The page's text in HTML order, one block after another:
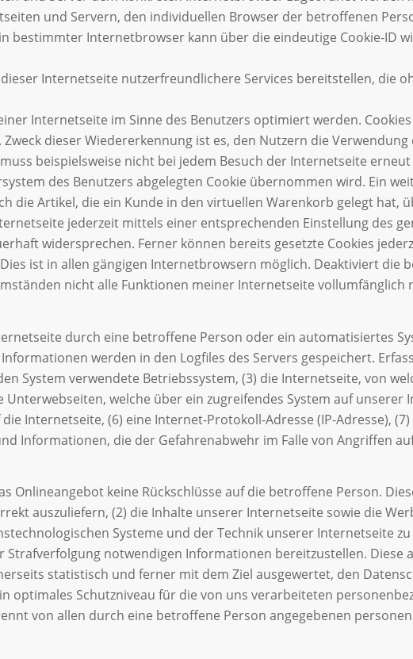
und Servern, den individuellen Browser der betroffenen
bestimmter Internetbrowser kann über die eindeutige Cookie-ID
Internetseite nutzerfreundlichere Services bereitstellen, die
Internetseite im Sinne des Benutzers optimiert werden.
dieser Wiedererkennung ist es, den Nutzern die
beispielsweise nicht bei jedem Besuch der Internetseite
des Benutzers abgelegten Cookie übernommen wird. Ein
die Artikel, die ein Kunde in den virtuellen Warenkorb gelegt hat,
jederzeit mittels einer entsprechenden Einstellung des
widersprechen. Ferner können bereits gesetzte Cookies
ist in allen gängigen Internetbrowsern möglich. Deaktiviert die
nicht alle Funktionen meiner Internetseite vollumfänglich
durch eine betroffene Person oder ein automatisiertes
werden in den Logfiles des Servers gespeichert.
System verwendete Betriebssystem, (3) die Internetseite, von
welche über ein zugreifendes System auf unserer
Internetseite, (6) eine Internet-Protokoll-Adresse (IP-Adresse),
Informationen, die der Gefahrenabwehr im Falle von Angriffen
Onlineangebot keine Rückschlüsse auf die betroffene Person.
auszuliefern, (2) die Inhalte unserer Internetseite sowie die
Systeme und der Technik unserer Internetseite
notwendigen Informationen bereitzustellen. Diese
statistisch und ferner mit dem Ziel ausgewertet, den
Schutzniveau für die von uns verarbeiteten
von allen durch eine betroffene Person angegebenen